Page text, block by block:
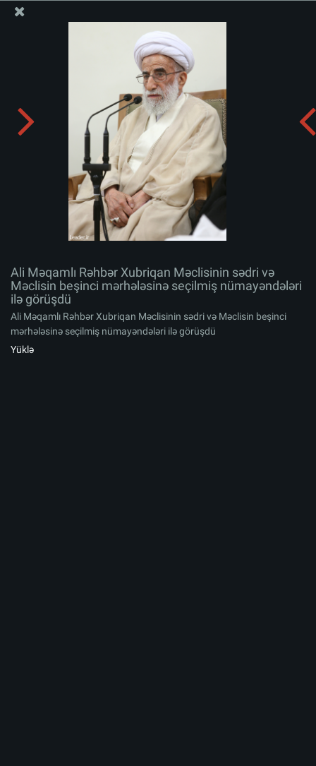
Ali Məqamlı Rəhbərin informasiya bloku
Ali Məqamlı Rəhbər Xubriqan Məclisinin sədri və
Məclisin beşinci mərhələsinə seçilmiş nümayəndələri ilə
görüşdü
Ali Məqamlı Rəhbər Xubriqan Məclisinin sədri və
Məclisin beşinci mərhələsinə seçilmiş nümayəndələri
ilə görüşdü
Ali Məqamlı Rəhbər Xubriqan Məclisinin sədri və Məclisin beşinci
mərhələsinə seçilmiş nümayəndələri ilə görüşdü
Yüklə